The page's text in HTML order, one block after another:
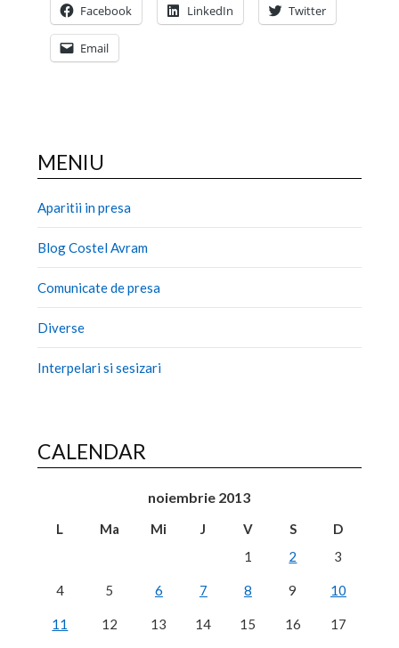
Facebook LinkedIn Twitter
Email
MENIU
Aparitii in presa
Blog Costel Avram
Comunicate de presa
Diverse
Interpelari si sesizari
CALENDAR
noiembrie 2013
L Ma Mi J V S
D
1
2 3
4 5 6 7 8 9 10
11 12 13 14 15 16 17